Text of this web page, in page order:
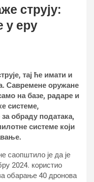
струју:
у еру
тај ће имати и
Савремене оружане
на базе, радаре и
системе,
обраду података,
системе који
саопштило је да је
2024. користио
обарање 40 дронова